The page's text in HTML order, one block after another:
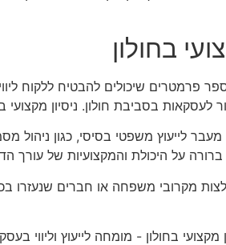
בחולון
פרמטרים שיכולים להבטיח ללקוח
בסביבת חולון. ניסיון
לייעוץ משפטי בסיסי, כגון ניהול
על היכולת והמקצועיות של עורך
מקרובי משפחה או חברים שנעזרו